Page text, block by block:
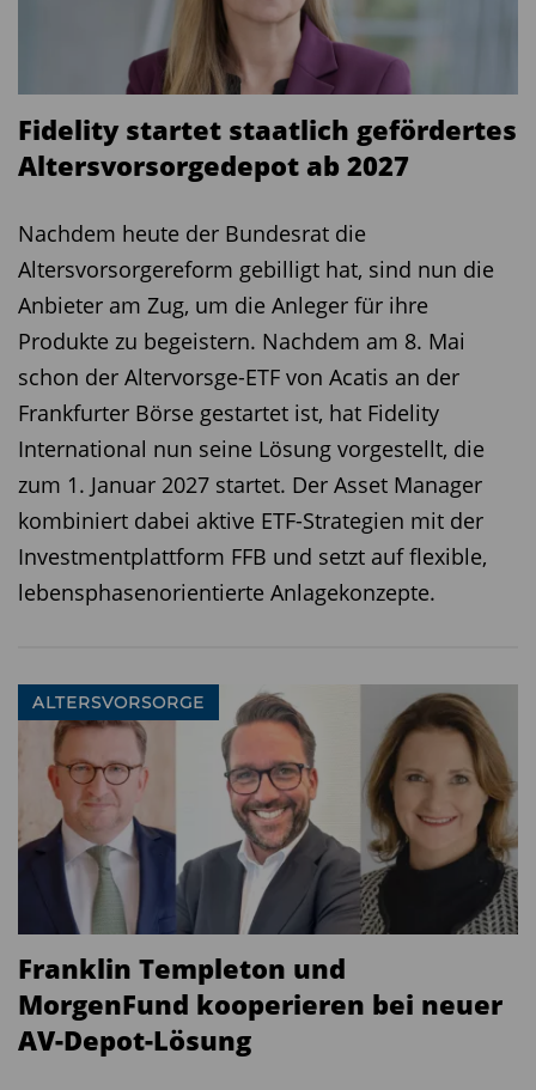
Fidelity startet staatlich gefördertes
Altersvorsorgedepot ab 2027
Nachdem heute der Bundesrat die
Altersvorsorgereform gebilligt hat, sind nun die
Anbieter am Zug, um die Anleger für ihre
Produkte zu begeistern. Nachdem am 8. Mai
schon der Altervorsge-ETF von Acatis an der
Frankfurter Börse gestartet ist, hat Fidelity
International nun seine Lösung vorgestellt, die
zum 1. Januar 2027 startet. Der Asset Manager
kombiniert dabei aktive ETF-Strategien mit der
Investmentplattform FFB und setzt auf flexible,
lebensphasenorientierte Anlagekonzepte.
ALTERSVORSORGE
Franklin Templeton und
MorgenFund kooperieren bei neuer
AV-Depot-Lösung